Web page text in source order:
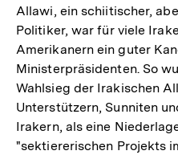
Allawi, ein schiitischer,
Politiker, war für viele
Amerikanern ein guter
Ministerpräsidenten. So
Wahlsieg der Irakischen
Unterstützern, Sunniten
Irakern, als eine
"sektiererischen Projekts